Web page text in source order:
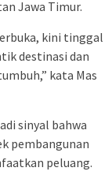
Jawa Timur.
kini tinggal
destinasi dan
kata Mas
sinyal bahwa
pembangunan
peluang.